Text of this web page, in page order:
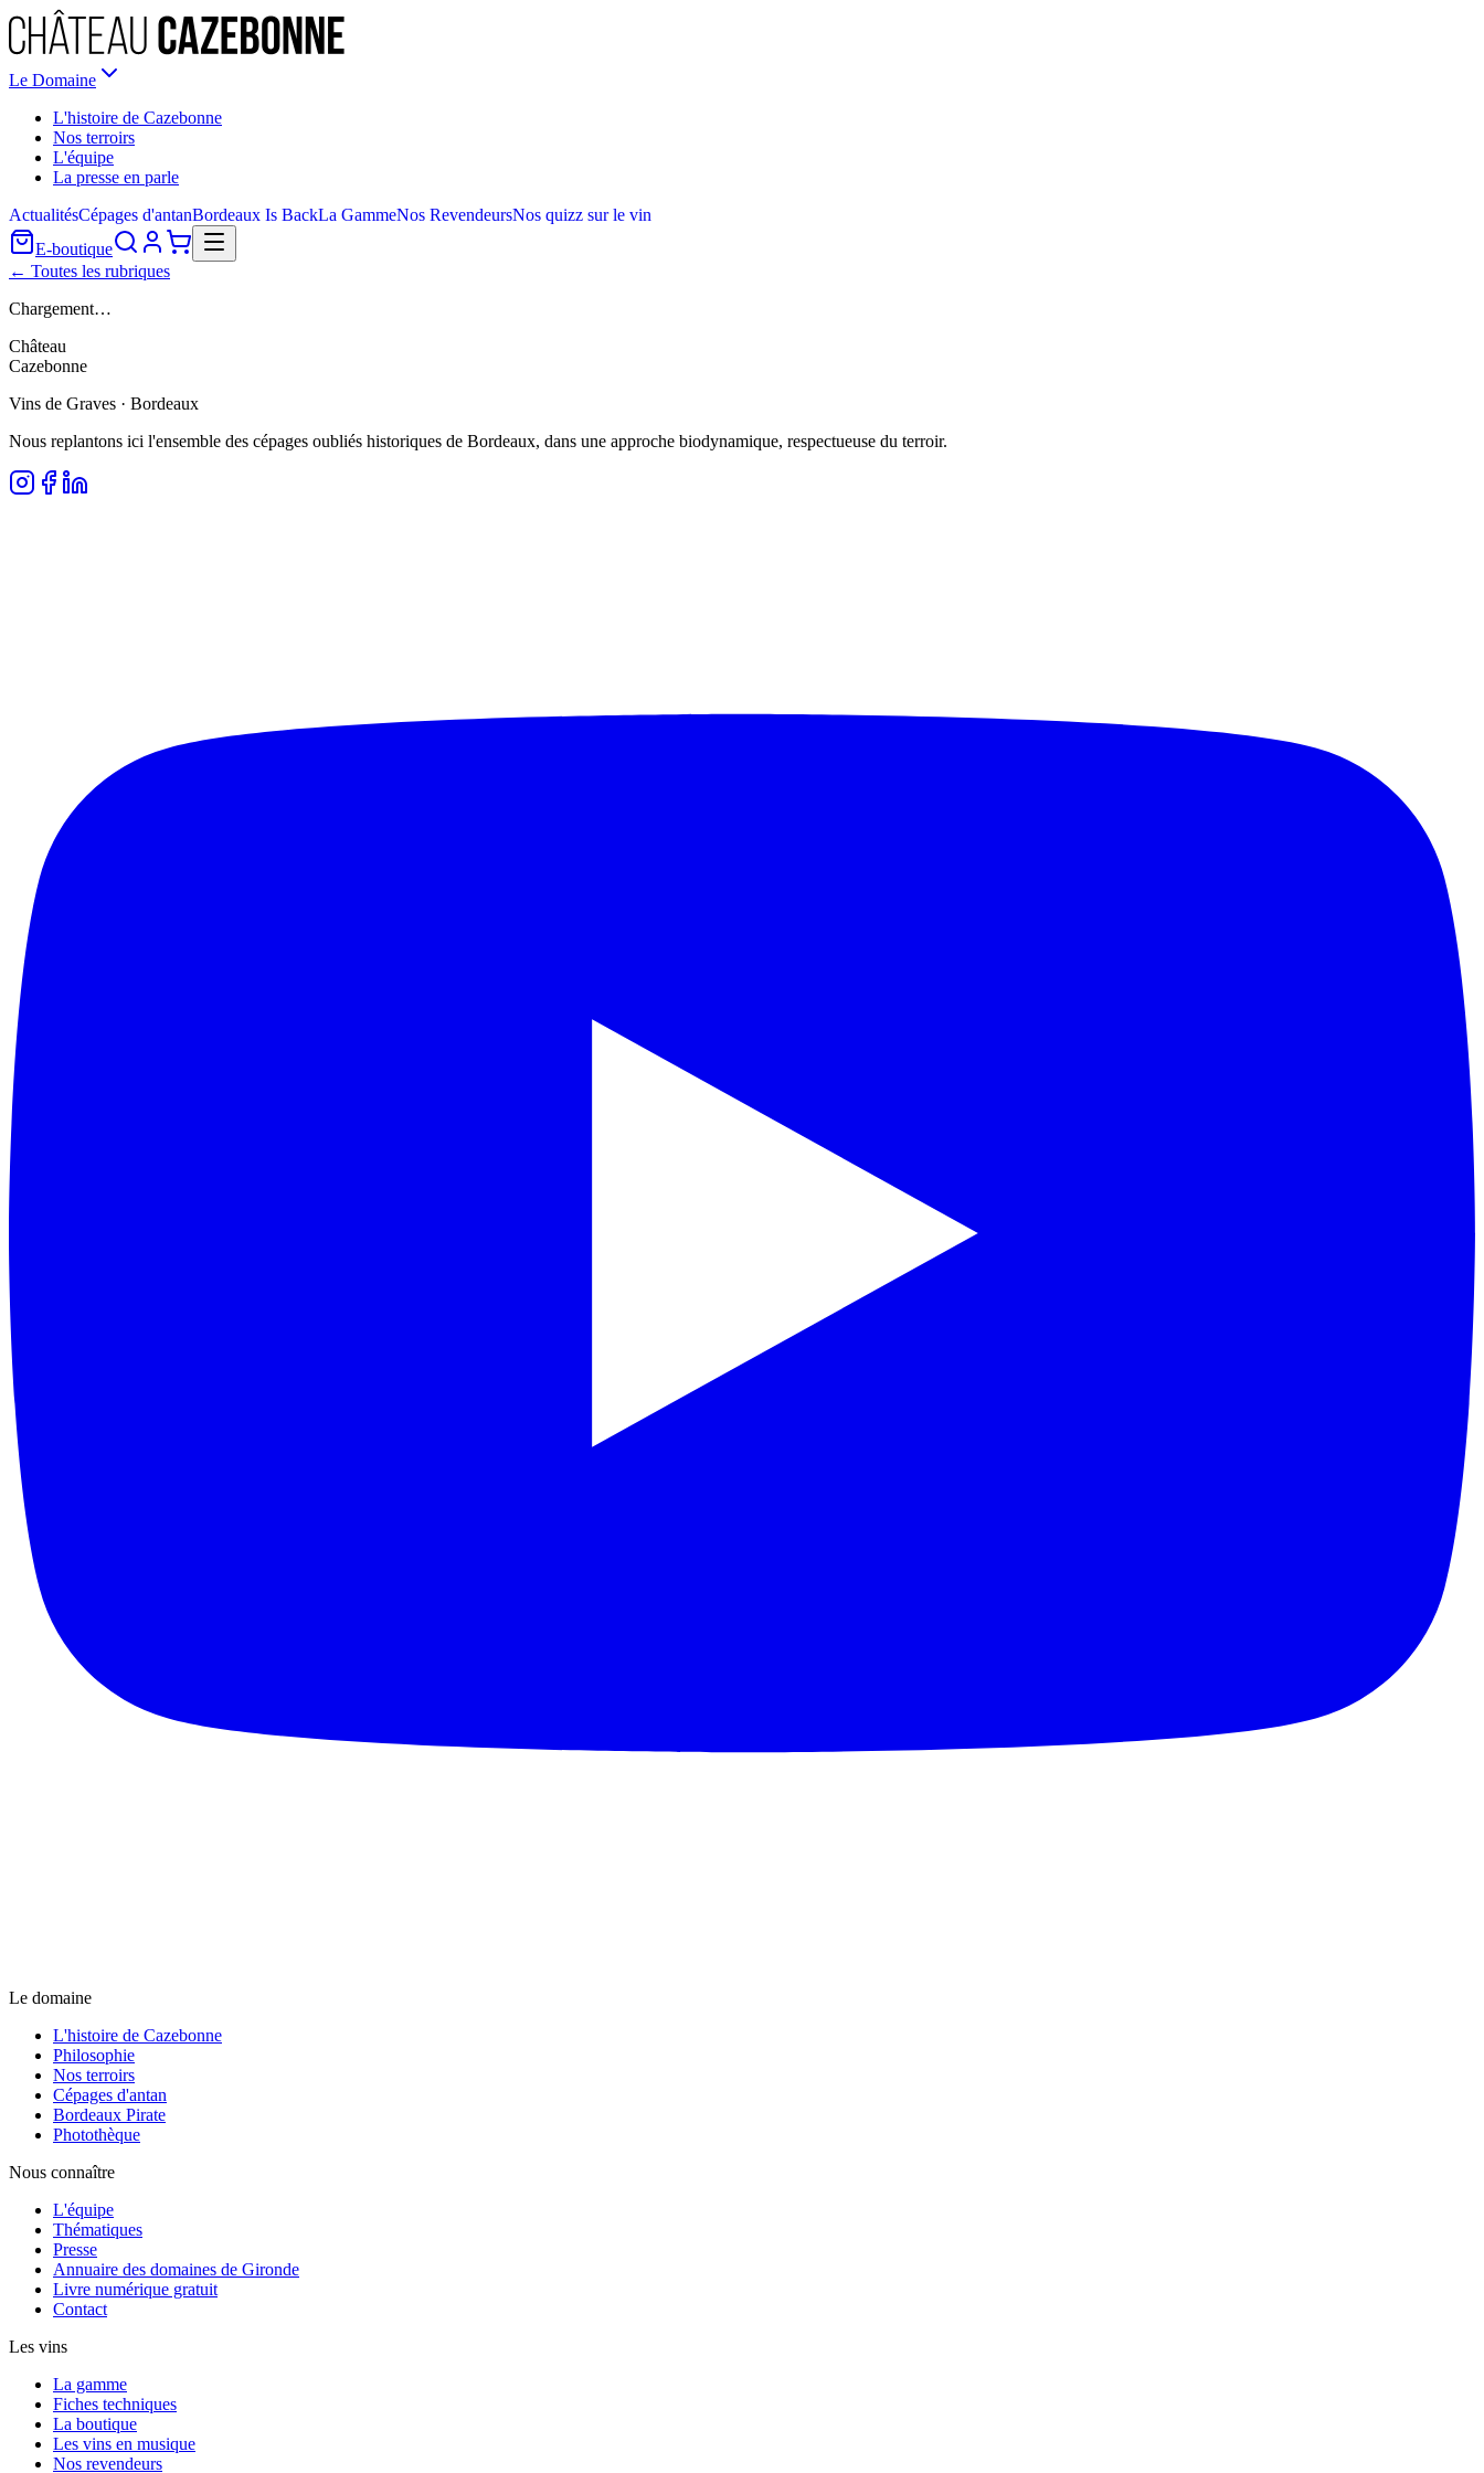
Le Domaine
L'histoire de Cazebonne
Nos terroirs
L'équipe
La presse en parle
ActualitésCépages d'antanBordeaux Is BackLa GammeNos RevendeursNos quizz sur le vin
E-boutique
← Toutes les rubriques
Chargement…
Château
Cazebonne
Vins de Graves · Bordeaux
Nous replantons ici l'ensemble des cépages oubliés historiques de Bordeaux, dans une approche biodynamique, respectueuse du terroir.
Le domaine
L'histoire de Cazebonne
Philosophie
Nos terroirs
Cépages d'antan
Bordeaux Pirate
Photothèque
Nous connaître
L'équipe
Thématiques
Presse
Annuaire des domaines de Gironde
Livre numérique gratuit
Contact
Les vins
La gamme
Fiches techniques
La boutique
Les vins en musique
Nos revendeurs